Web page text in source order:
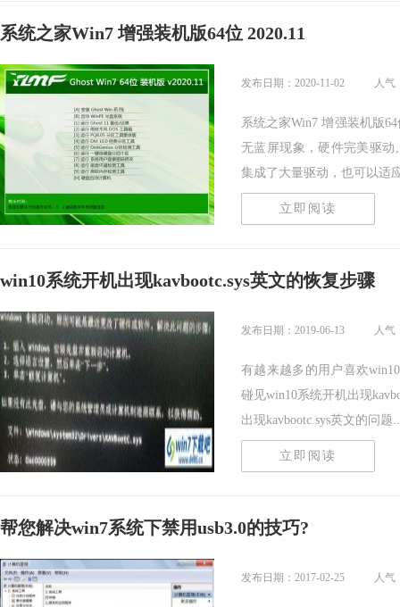
系统之家Win7 增强装机版64位 2020.11
发布日期：2020-11-02 人气
系统之家Win7 增强装机版
无蓝屏现象，硬件完美驱
集成了大量驱动，也可以适
立即阅读
win10系统开机出现kavbootc.sys英文的恢复步骤
发布日期：2019-06-13 人气
有越来越多的用户喜欢
碰见win10系统开机出现
出现kavbootc.sys英文的问题
立即阅读
帮您解决win7系统下禁用usb3.0的技巧?
发布日期：2017-02-25 人气